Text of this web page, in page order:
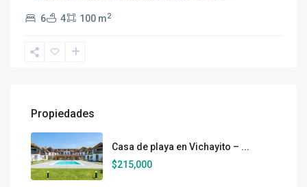
6 4 100 m2
Propiedades
Casa de playa en Vichayito – ...
$215,000